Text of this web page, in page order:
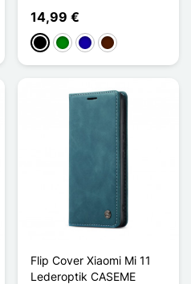
14,99 €
Schwarz
GrünDunkelblau
Dunkelbraun
Flip Cover Xiaomi Mi 11
Lederoptik CASEME